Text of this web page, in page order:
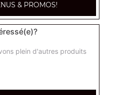
& PROMOS!
plein d'autres produits